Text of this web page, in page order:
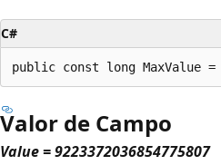
C#
public const long MaxValue =
Valor de Campo
Value = 9223372036854775807